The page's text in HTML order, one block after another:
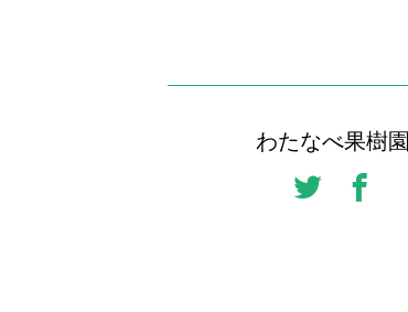
わたなべ果樹園